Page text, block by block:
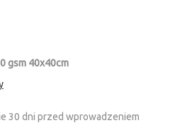
gsm 40x40cm
30 dni przed wprowadzeniem